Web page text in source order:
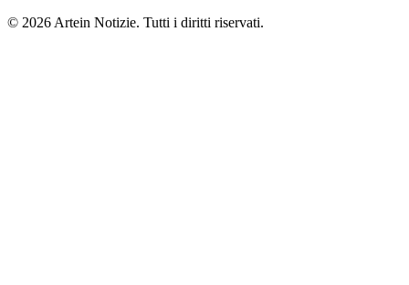
© 2026 Artein Notizie. Tutti i diritti riservati.